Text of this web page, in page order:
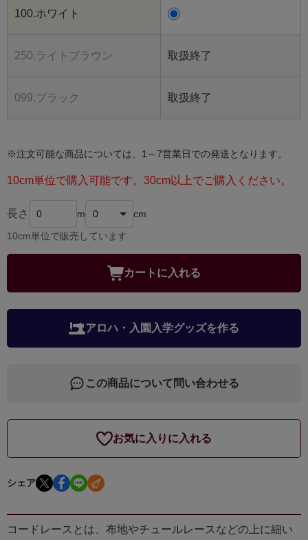
100.ホワイト
250.ライトブラウン 取扱終了
099.ブラック 取扱終了
※注文可能な商品については、1～7営業日での発送となります。
10cm単位で購入可能です。30cm以上でご購入ください。
長さ m cm
10cm単位で販売しています
カートに入れる
アロハ・入園入学グッズを作る
この商品について問い合わせる
お気に入りに入れる
シェア
コードレースとは、布地やチュールレースなどの上に細い